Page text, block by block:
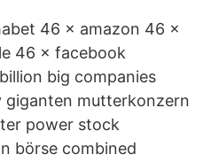
46 × amazon 46 ×
46 × facebook
big companies
giganten mutterkonzern
power stock
börse combined